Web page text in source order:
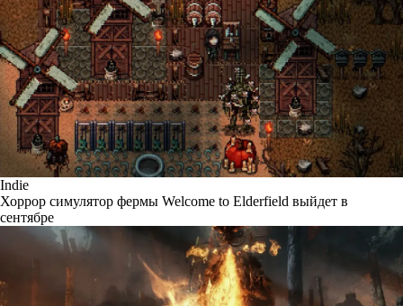
Indie
Хоррор симулятор фермы Welcome to Elderfield выйдет в
сентябре